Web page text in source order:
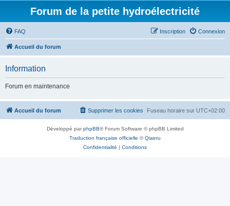
Forum de la petite hydroélectricité
FAQ Connexion
Inscription
Accueil du forum
Information
Forum en maintenance
Accueil du forum Fuseau horaire sur UTC+02:00
Supprimer les cookies
Développé parphpBB® Forum Software © phpBB Limited
Traduction française officielle ©Qiaeru
Confidentialité | Conditions